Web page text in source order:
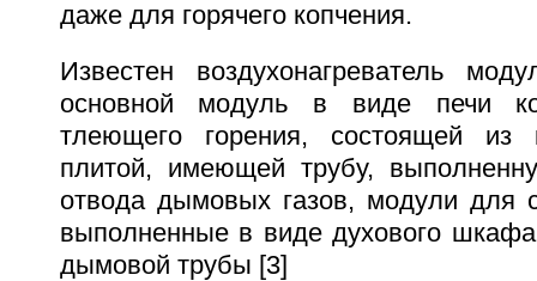
даже для горячего копчения.
Известен воздухонагреватель
основной модуль в виде печи
тлеющего горения, состоящей из
плитой, имеющей трубу,
отвода дымовых газов, модули для
выполненные в виде духового
дымовой трубы [3]